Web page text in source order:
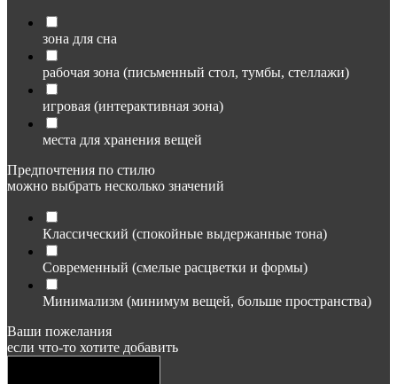
зона для сна
рабочая зона (письменный стол, тумбы, стеллажи)
игровая (интерактивная зона)
места для хранения вещей
Предпочтения по стилю
можно выбрать несколько значений
Классический (спокойные выдержанные тона)
Современный (смелые расцветки и формы)
Минимализм (минимум вещей, больше пространства)
Ваши пожелания
если что-то хотите добавить